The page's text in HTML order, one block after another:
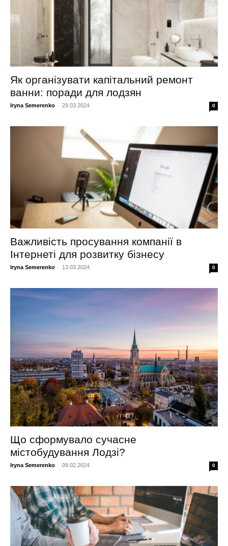
Як організувати капітальний ремонт
ванни: поради для лодзян
Iryna Semerenko - 29.03.2024 0
Важливість просування компанії в
Інтернеті для розвитку бізнесу
Iryna Semerenko - 13.03.2024 0
Що сформувало сучасне
містобудування Лодзі?
Iryna Semerenko - 09.02.2024 0